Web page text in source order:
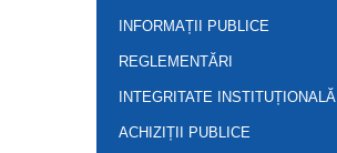
INFORMAȚII PUBLICE
REGLEMENTĂRI
INTEGRITATE INSTITUȚIONALĂ
ACHIZIȚII PUBLICE